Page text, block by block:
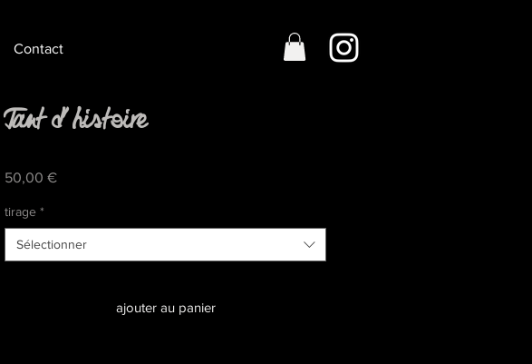
Contact
Tant d'histoire
50,00 €Prix
tirage *
Sélectionner
ajouter au panier